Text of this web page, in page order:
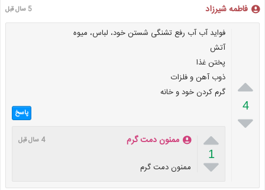
فاطمه شیرزاد 5 سال قبل

4

فواید آب آب رفع تشنگی شستن خود، لباس، میوه
آتش
پختن غذا
ذوب آهن و فلزات
گرم کردن خود و خانه
پاسخ

1

ممنون دمت گرم 4 سال قبل
ممنون دمت گرم